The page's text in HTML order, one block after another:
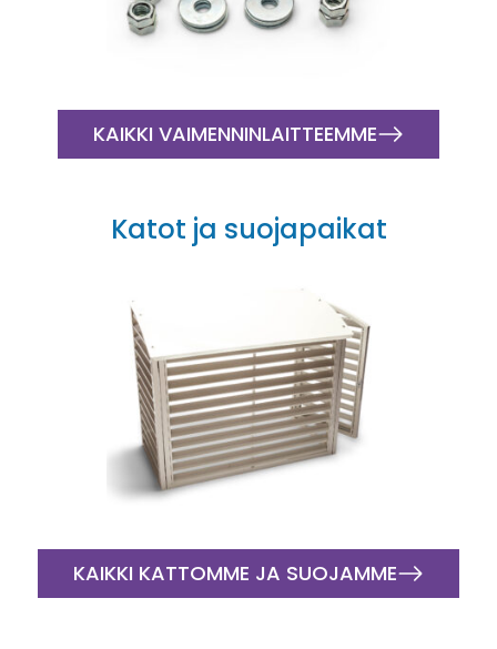
KAIKKI VAIMENNINLAITTEEMME
Katot ja suojapaikat
KAIKKI KATTOMME JA SUOJAMME